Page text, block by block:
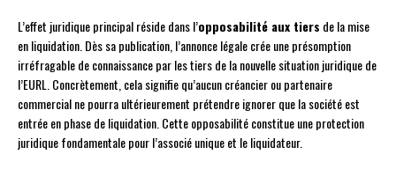
L’effet juridique principal réside dans l’opposabilité aux tiers de la mise
en liquidation. Dès sa publication, l’annonce légale crée une présomption
irréfragable de connaissance par les tiers de la nouvelle situation juridique de
l’EURL. Concrètement, cela signifie qu’aucun créancier ou partenaire
commercial ne pourra ultérieurement prétendre ignorer que la société est
entrée en phase de liquidation. Cette opposabilité constitue une protection
juridique fondamentale pour l’associé unique et le liquidateur.